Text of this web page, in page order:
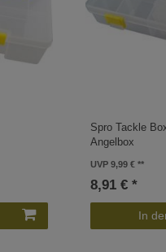
Spro Tackle
Angelbox
UVP 9,99 €
8,91 € *
In